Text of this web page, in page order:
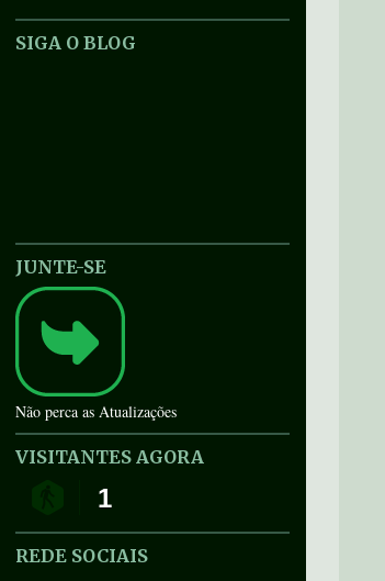
SIGA O BLOG
JUNTE-SE
Não perca as Atualizações
VISITANTES AGORA
1
REDE SOCIAIS